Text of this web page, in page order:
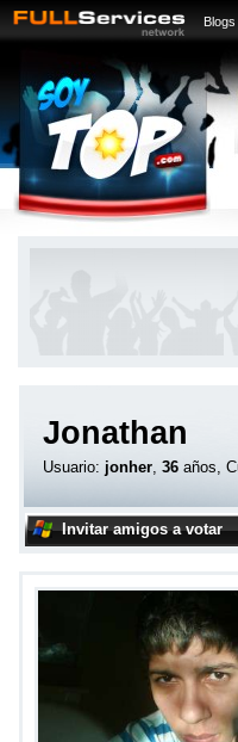
Blogs
Jonathan
Usuario: jonher, 36 años,
Invitar amigos a votar